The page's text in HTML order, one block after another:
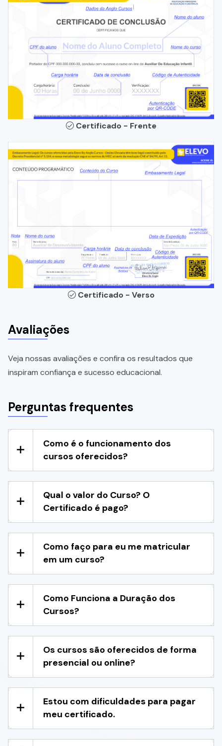
Certificado - Frente
Certificado - Verso
Avaliações
Veja nossas avaliações e confira os resultados que
inspiram confiança e sucesso educacional.
Perguntas frequentes
Como é o funcionamento dos
cursos oferecidos?
Qual o valor do Curso? O
Certificado é pago?
Como faço para eu me matricular
em um curso?
Como Funciona a Duração dos
Cursos?
Os cursos são oferecidos de forma
presencial ou online?
Estou com dificuldades para pagar
meu certificado.